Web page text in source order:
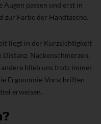
Augen passen und erst in
zur Farbe der Handtasche.
liegt in der Kurzsichtigkeit
Distanz. Nackenschmerzen,
blieb uns trotz immer
Ergonomie-Vorschriften
erweisen.